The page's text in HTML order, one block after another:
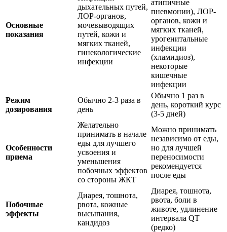
Основные
показания
дыхательных путей,
ЛОР-органов,
мочевыводящих
путей, кожи и
мягких тканей,
гинекологические
инфекции
атипичные
пневмонии), ЛОР-
органов, кожи и
мягких тканей,
урогенитальные
инфекции
(хламидиоз),
некоторые
кишечные
инфекции
Режим
дозирования
Обычно 2-3 раза в
день
Обычно 1 раз в
день, короткий курс
(3-5 дней)
Особенности
приема
Желательно
принимать в начале
еды для лучшего
усвоения и
уменьшения
побочных эффектов
со стороны ЖКТ
Можно принимать
независимо от еды,
но для лучшей
переносимости
рекомендуется
после еды
Побочные
эффекты
Диарея, тошнота,
рвота, кожные
высыпания,
кандидоз
Диарея, тошнота,
рвота, боли в
животе, удлинение
интервала QT
(редко)